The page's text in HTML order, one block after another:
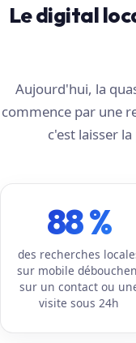
Le digital
Aujourd'hui, la
commence par une
c'est laisser
88 %
des recherches
sur mobile
sur un contact ou
visite sous 24h